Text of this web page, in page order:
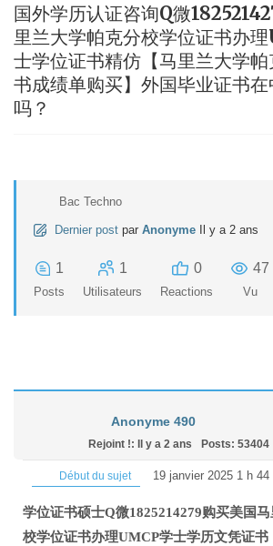
国外学历认证咨询Q微
里兰大学帕克分校学位证书办
士学位证书精仿【马里兰大学
书成绩单购买】外国毕业证书
吗？
Bac Techno
Dernier post par Anonyme Il y a 2 ans
1
Posts
1
Utilisateurs
0
Reactions
47
Vu
Anonyme 490
Rejoint !: Il y a 2 ans Posts: 53404
Début du sujet 19 janvier 2025 1 h 44
学位证书硕士Q微1825214279购买美国
校学位证书办理UMCP学士学历文凭证书